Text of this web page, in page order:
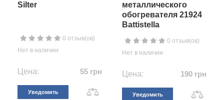
Silter
0 отзыв(ов)
Нет в наличии
Цена: 55 грн
Уведомить
металлического
обогревателя 21924
Battistella
0 отзыв(ов)
Нет в наличии
Цена: 190 грн
Уведомить